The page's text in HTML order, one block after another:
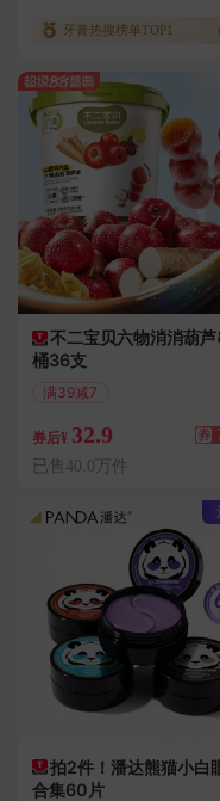
牙膏热搜榜单TOP1
不二宝贝六物消消葫
桶36支
满39减7
券后¥ 32.9 券
已售40.0万件
拍2件！潘达熊猫小白
合集60片